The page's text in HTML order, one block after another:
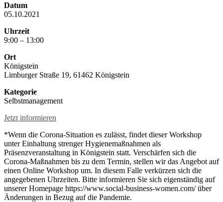
Datum
05.10.2021
Uhrzeit
9:00 – 13:00
Ort
Königstein
Limburger Straße 19, 61462 Königstein
Kategorie
Selbstmanagement
Jetzt informieren
*Wenn die Corona-Situation es zulässt, findet dieser Workshop
unter Einhaltung strenger Hygienemaßnahmen als
Präsenzveranstaltung in Königstein statt. Verschärfen sich die
Corona-Maßnahmen bis zu dem Termin, stellen wir das Angebot auf
einen Online Workshop um. In diesem Falle verkürzen sich die
angegebenen Uhrzeiten. Bitte informieren Sie sich eigenständig auf
unserer Homepage https://www.social-business-women.com/ über
Änderungen in Bezug auf die Pandemie.